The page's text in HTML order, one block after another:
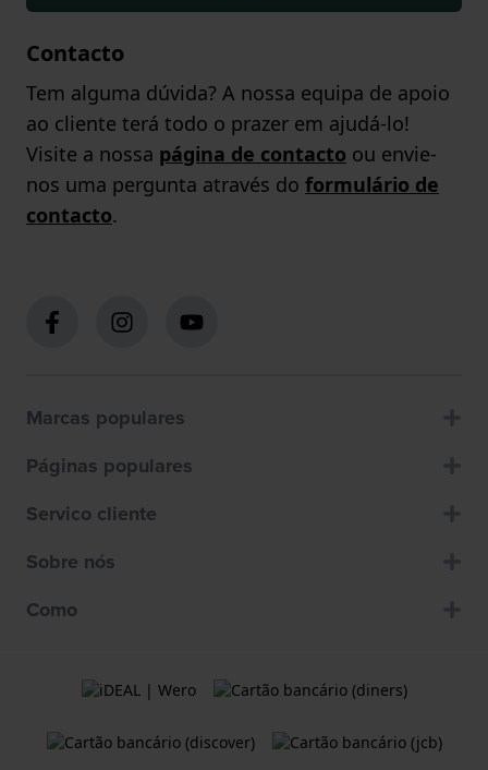
Contacto
Tem alguma dúvida? A nossa equipa de apoio
ao cliente terá todo o prazer em ajudá-lo!
Visite a nossa página de contacto ou envie-
nos uma pergunta através do formulário de
contacto.
Marcas populares
Páginas populares
Servico cliente
Sobre nós
Como